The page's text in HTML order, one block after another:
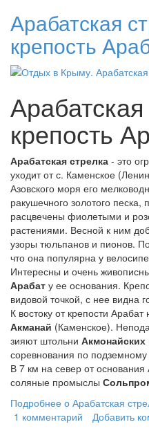
Арабатская
крепость
крепость
Арабатская стрелка - это
уходит от с. Каменское
Азовского моря его
ракушечного золотого
расцвечены фиолетыми и
растениями. Весной к ним
узоры тюльпанов и пионов.
что она популярна у
Интересны и очень
Арабат у ее основания.
видовой точкой, с нее видна
К востоку от крепости
Акманай (Каменское).
зияют штольни
соревнования по
В 7 км на север от основания
соляные промыслы
Подробнее о Арабатская
1 комментарий
Добавить